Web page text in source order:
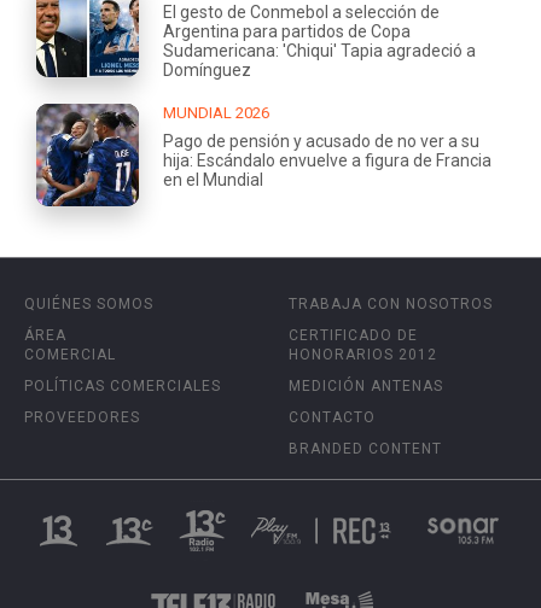
El gesto de Conmebol a selección de
Argentina para partidos de Copa
Sudamericana: 'Chiqui' Tapia agradeció a
Domínguez
MUNDIAL 2026
Pago de pensión y acusado de no ver a su
hija: Escándalo envuelve a figura de Francia
en el Mundial
QUIÉNES SOMOS
ÁREA
COMERCIAL
POLÍTICAS COMERCIALES
PROVEEDORES
TRABAJA CON NOSOTROS
CERTIFICADO DE
HONORARIOS 2012
MEDICIÓN ANTENAS
CONTACTO
BRANDED CONTENT